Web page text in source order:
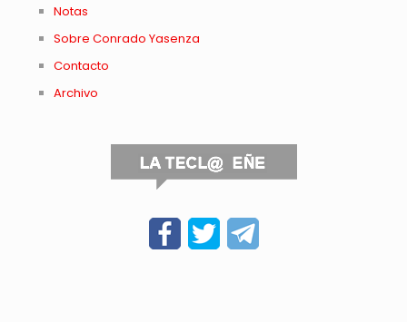
Notas
Sobre Conrado Yasenza
Contacto
Archivo